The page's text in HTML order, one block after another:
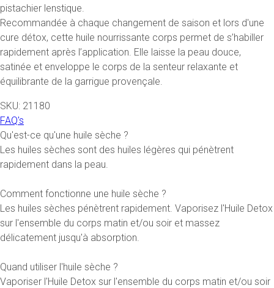
pistachier lenstique.
Recommandée à chaque changement de saison et lors d'une
cure détox, cette huile nourrissante corps permet de s’habiller
rapidement après l’application. Elle laisse la peau douce,
satinée et enveloppe le corps de la senteur relaxante et
équilibrante de la garrigue provençale.
SKU: 21180
FAQ's
Qu'est-ce qu'une huile sèche ?
Les huiles sèches sont des huiles légères qui pénètrent
rapidement dans la peau.
Comment fonctionne une huile sèche ?
Les huiles sèches pénètrent rapidement. Vaporisez l'Huile Detox
sur l'ensemble du corps matin et/ou soir et massez
délicatement jusqu'à absorption.
Quand utiliser l'huile sèche ?
Vaporiser l'Huile Detox sur l'ensemble du corps matin et/ou soir